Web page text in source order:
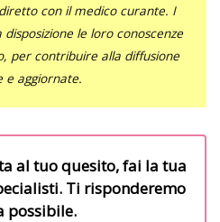
con il medico curante. I
le loro conoscenze
per contribuire alla diffusione
e aggiornate.
al tuo quesito, fai la tua
Ti risponderemo
possibile.